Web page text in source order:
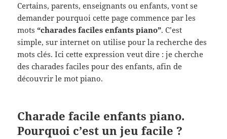
Certains, parents, enseignants ou enfants, vont se
demander pourquoi cette page commence par les
mots“charades faciles enfants piano”. C’est
simple, sur internet on utilise pour la recherche des
mots clés. Ici cette expression veut dire : je cherche
des charades faciles pour des enfants, afin de
découvrir le mot piano.
Charade facile enfants piano.
Pourquoi c’est un jeu facile ?